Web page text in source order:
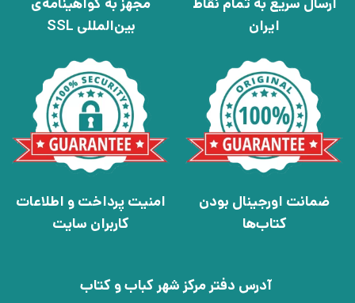
ارسال سریع به تمام نقاط
ایران
مجهز به گواهینامه‌ی
بین‌المللی SSL
ضمانت اورجینال بودن
کتاب‌ها
امنیت پرداخت و اطلاعات
کاربران سایت
آدرس دفتر مرکز شهر کباب و کتاب